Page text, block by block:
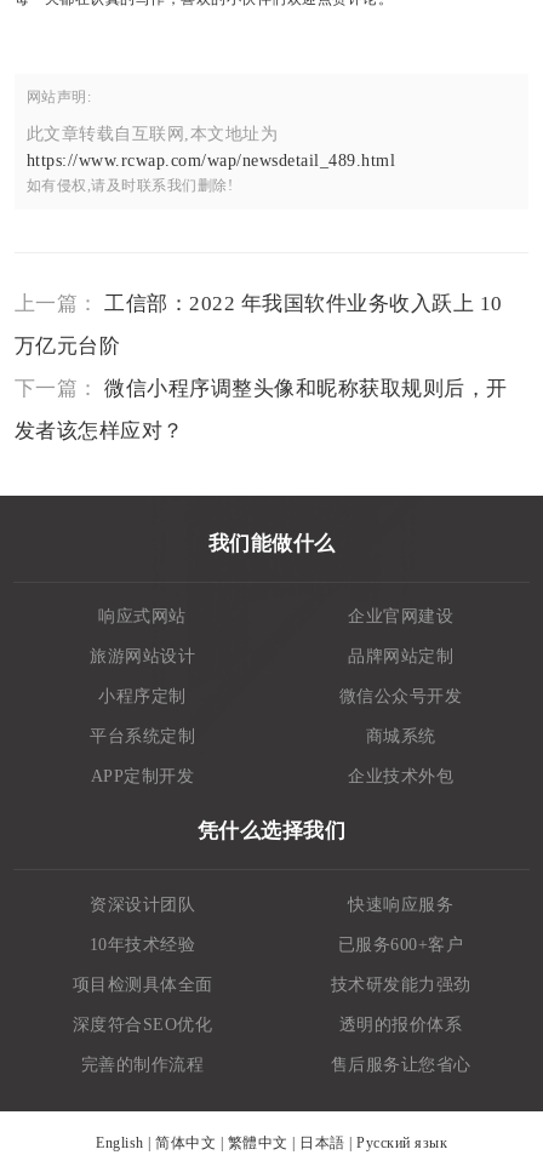
网站声明:
此文章转载自互联网,本文地址为
https://www.rcwap.com/wap/newsdetail_489.html
如有侵权,请及时联系我们删除!
上一篇：工信部：2022 年我国软件业务收入跃上 10
万亿元台阶
下一篇：微信小程序调整头像和昵称获取规则后，开
发者该怎样应对？
我们能做什么
响应式网站 企业官网建设
旅游网站设计 品牌网站定制
小程序定制 微信公众号开发
平台系统定制 商城系统
APP定制开发 企业技术外包
凭什么选择我们
资深设计团队 快速响应服务
10年技术经验 已服务600+客户
项目检测具体全面 技术研发能力强劲
深度符合SEO优化 透明的报价体系
完善的制作流程 售后服务让您省心
English 简体中文 繁體中文 日本語 Русский язык